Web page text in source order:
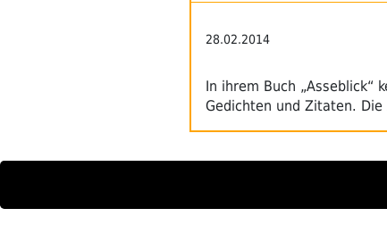
28.02.2014
In ihrem Buch „Asseblick“
Gedichten und Zitaten.